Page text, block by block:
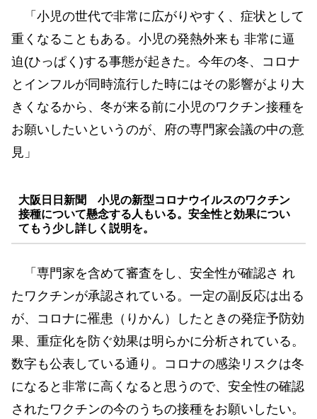
「小児の世代で非常に広がりやすく、症状として
重くなることもある。小児の発熱外来も 非常に逼
迫(ひっぱく)する事態が起きた。今年の冬、コロナ
とインフルが同時流行した時にはその影響がより大
きくなるから、冬が来る前に小児のワクチン接種を
お願いしたいというのが、府の専門家会議の中の意
見」
大阪日日新聞 小児の新型コロナウイルスのワクチン
接種について懸念する人もいる。安全性と効果につい
てもう少し詳しく説明を。
「専門家を含めて審査をし、安全性が確認さ れ
たワクチンが承認されている。一定の副反応は出る
が、コロナに罹患（りかん）したときの発症予防効
果、重症化を防ぐ効果は明らかに分析されている。
数字も公表している通り。コロナの感染リスクは冬
になると非常に高くなると思うので、安全性の確認
されたワクチンの今のうちの接種をお願いしたい。